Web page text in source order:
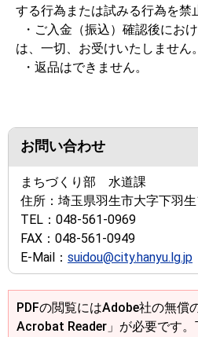
する行為または試みる行為を禁
・ご入金（振込）確認後にお
は、一切、お受けいたしません。
・返品はできません。
お問い合わせ
まちづくり部 水道課
住所： 埼玉県羽生市大字下羽
TEL： 048-561-0969
FAX： 048-561-0949
E-Mail： suidou@city.hanyu.lg.jp
PDFの閲覧にはAdobe社の無償
Acrobat Reader」が必要です